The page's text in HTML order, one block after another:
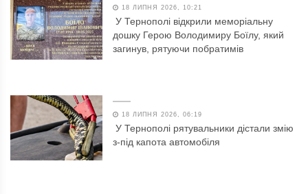
18 ЛИПНЯ 2026, 10:21
У Тернополі відкрили меморіальну
дошку Герою Володимиру Боїлу, який
загинув, рятуючи побратимів
18 ЛИПНЯ 2026, 06:19
У Тернополі рятувальники дістали змію
з-під капота автомобіля